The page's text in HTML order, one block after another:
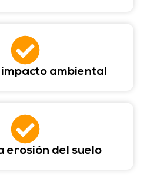
impacto ambiental
erosión del suelo